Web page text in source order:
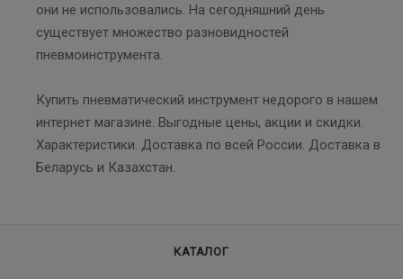
они не использовались. На сегодняшний день
существует множество разновидностей
пневмоинструмента.
Купить пневматический инструмент недорого в нашем
интернет магазине. Выгодные цены, акции и скидки.
Характеристики. Доставка по всей России. Доставка в
Беларусь и Казахстан.
КАТАЛОГ